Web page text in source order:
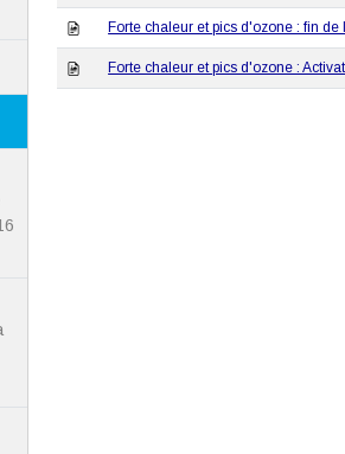
Forte chaleur et pics d'ozone : fin
Forte chaleur et pics d'ozone :